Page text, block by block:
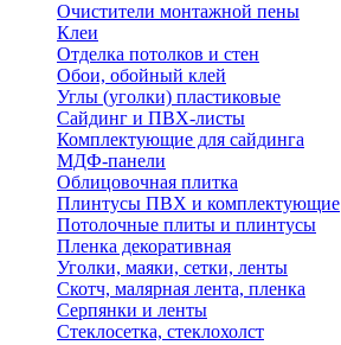
Очистители монтажной пены
Клеи
Отделка потолков и стен
Обои, обойный клей
Углы (уголки) пластиковые
Сайдинг и ПВХ-листы
Комплектующие для сайдинга
МДФ-панели
Облицовочная плитка
Плинтусы ПВХ и комплектующие
Потолочные плиты и плинтусы
Пленка декоративная
Уголки, маяки, сетки, ленты
Скотч, малярная лента, пленка
Серпянки и ленты
Стеклосетка, стеклохолст